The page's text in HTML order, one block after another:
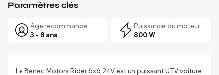
Paramètres clés
Âge recommandé
3 - 8 ans
Puissance du moteur
800 W
Le Beneo Motors Rider 6x6 24V est un puissant UTV voiture